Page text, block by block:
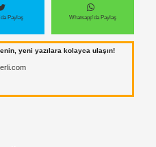
Paylaş Whatsapp'da Paylaş
yeni yazılara kolayca ulaşın!